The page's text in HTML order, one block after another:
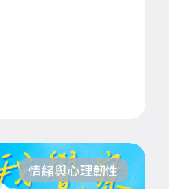
情緒與心理韌性